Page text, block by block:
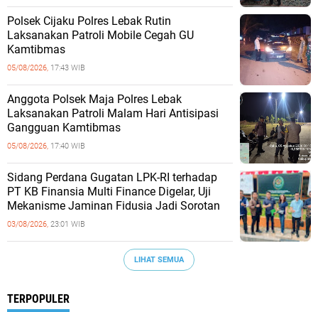
Polsek Cijaku Polres Lebak Rutin
Laksanakan Patroli Mobile Cegah GU
Kamtibmas
05/08/2026, 17:43 WIB
Anggota Polsek Maja Polres Lebak
Laksanakan Patroli Malam Hari Antisipasi
Gangguan Kamtibmas
05/08/2026, 17:40 WIB
Sidang Perdana Gugatan LPK-RI terhadap
PT KB Finansia Multi Finance Digelar, Uji
Mekanisme Jaminan Fidusia Jadi Sorotan
03/08/2026, 23:01 WIB
LIHAT SEMUA
TERPOPULER